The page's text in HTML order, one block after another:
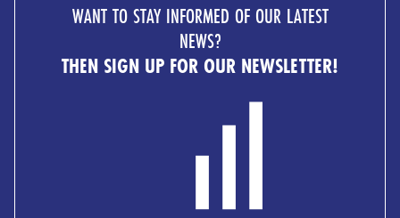
WANT TO STAY INFORMED OF OUR LATEST
NEWS?
THEN SIGN UP FOR OUR NEWSLETTER!